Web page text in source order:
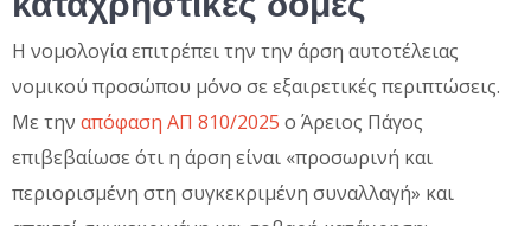
Η νομολογία επιτρέπει την την άρση αυτοτέλειας
νομικού προσώπου μόνο σε εξαιρετικές περιπτώσεις.
Με την απόφαση ΑΠ 810/2025 ο Άρειος Πάγος
επιβεβαίωσε ότι η άρση είναι «προσωρινή και
περιορισμένη στη συγκεκριμένη συναλλαγή» και